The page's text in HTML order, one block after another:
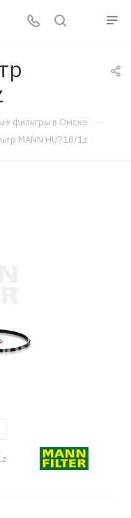
фильтры в Омске —
MANN HU718/1z